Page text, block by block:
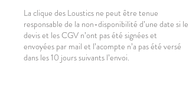
La clique des Loustics ne peut être tenue
responsable de la non-disponibilité d’une date si le
devis et les CGV n’ont pas été signées et
envoyées par mail et l’acompte n’a pas été versé
dans les 10 jours suivants l’envoi.